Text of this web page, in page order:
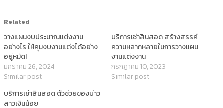
Related
วางแผนงบประมาณแต่งงาน
อย่างไร ให้คุมงบงานแต่งได้อย่าง
อยู่หมัด!
มกราคม 26, 2024
Similar post
บริการเช่าสินสอด สร้างสรรค์
ความหลากหลายในการวางแผน
งานแต่งงาน
กรกฎาคม 10, 2023
Similar post
บริการเช่าสินสอด ตัวช่วยของบ่าว
สาวเงินน้อย